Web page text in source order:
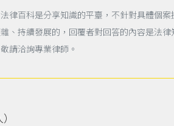
律百科是分享知識的平臺，不針對具體個
、持續發展的，回覆者對回答的內容是法
請洽詢專業律師。